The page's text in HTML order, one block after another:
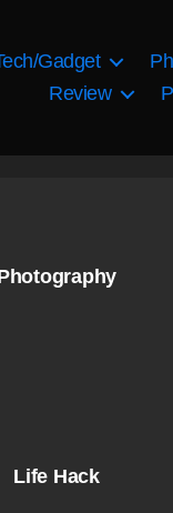
Gadget
Review
Life Hack